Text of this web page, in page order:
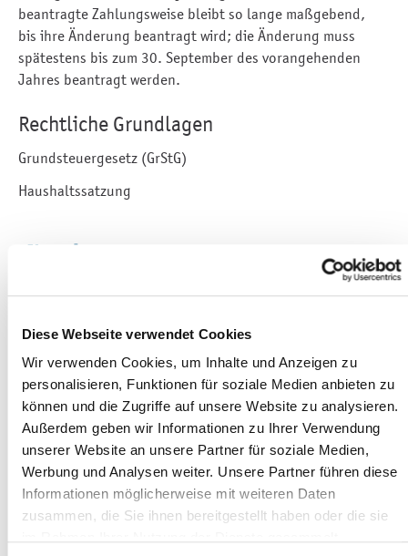
Diese Webseite verwendet Cookies
Wir verwenden Cookies, um Inhalte und Anzeigen zu
personalisieren, Funktionen für soziale Medien anbieten zu
können und die Zugriffe auf unsere Website zu analysieren.
Außerdem geben wir Informationen zu Ihrer Verwendung
unserer Website an unsere Partner für soziale Medien,
Werbung und Analysen weiter. Unsere Partner führen diese
Informationen möglicherweise mit weiteren Daten
zusammen, die Sie ihnen bereitgestellt haben oder die sie
beantragte Zahlungsweise bleibt so lange maßgebend,
bis ihre Änderung beantragt wird; die Änderung muss
spätestens bis zum 30. September des vorangehenden
Jahres beantragt werden.
Rechtliche Grundlagen
Grundsteuergesetz (GrStG)
Haushaltssatzung
Kontakt
08468 Reichenbach im Vogtland
Hannelore Gruschwitz
Mitarbeiterin Steuern / Haushalt / Doppik
Zimmernummer 202
03765 524-2034
03765 524-82034
Kontaktformular
Annett Chladek